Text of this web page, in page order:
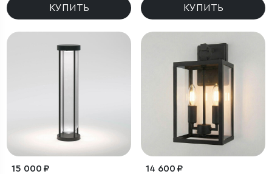
КУПИТЬ КУПИТЬ
15 000 ₽ 14 600 ₽